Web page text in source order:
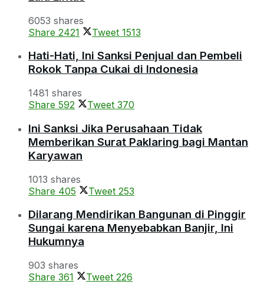
6053 shares
Share 2421 Tweet 1513
Hati-Hati, Ini Sanksi Penjual dan Pembeli
Rokok Tanpa Cukai di Indonesia
1481 shares
Share 592 Tweet 370
Ini Sanksi Jika Perusahaan Tidak
Memberikan Surat Paklaring bagi Mantan
Karyawan
1013 shares
Share 405 Tweet 253
Dilarang Mendirikan Bangunan di Pinggir
Sungai karena Menyebabkan Banjir, Ini
Hukumnya
903 shares
Share 361 Tweet 226